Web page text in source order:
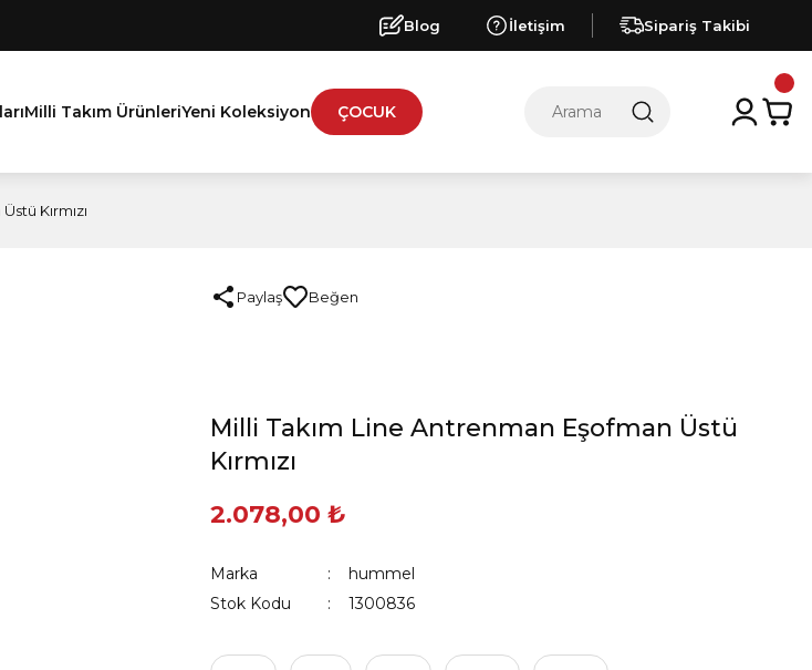
Blog İletişim Sipariş Takibi
Milli Takım ÜrünleriYeni Koleksiyon ÇOCUK
Kırmızı
Paylaş
Milli Takım Line Antrenman Eşofman Üstü
Kırmızı
2.078,00 ₺
Marka
hummel
Stok Kodu
1300836